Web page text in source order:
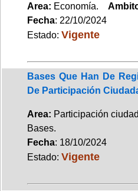
Area: Economía.
Fecha: 22/10/2024
Estado: Vigente
Bases Que Han De
De Participación
Area: Participación
Bases.
Fecha: 18/10/2024
Estado: Vigente